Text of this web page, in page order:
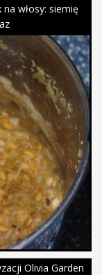
włosy: siemię
Olivia Garden